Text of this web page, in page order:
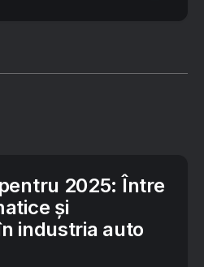
2025: Între
și
industria auto